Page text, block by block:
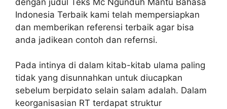
Indonesia Terbaik kami telah mempersiapkan
dan memberikan referensi terbaik agar bisa
anda jadikean contoh dan refernsi.
Pada intinya di dalam kitab-kitab ulama paling
tidak yang disunnahkan untuk diucapkan
sebelum berpidato selain salam adalah. Dalam
keorganisasian RT terdapat struktur